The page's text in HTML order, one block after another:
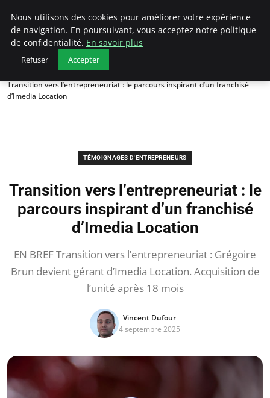
LECFCM
Accueil
Témoignages d'entrepreneurs
Transition vers l’entrepreneuriat : le parcours inspirant d’un franchisé
d’Imedia Location
TÉMOIGNAGES D'ENTREPRENEURS
Transition vers l’entrepreneuriat : le
parcours inspirant d’un franchisé
d’Imedia Location
EN BREF Transition vers l’entrepreneuriat : Grégoire
Brun devient gérant d’Imedia Location. Acquisition de
l’unité après 18 mois
Vincent Dufour
4 septembre 2025
Nous utilisons des cookies pour améliorer votre expérience
de navigation. En poursuivant, vous acceptez notre politique
de confidentialité. En savoir plus
Refuser Accepter